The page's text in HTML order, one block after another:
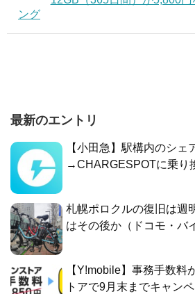
ング
最新のエントリ
【小田急】駅構内のシェ
→CHARGESPOTに乗り
札幌ポロクルの復旧は週
はその後か（ドコモ・バ
【Y!mobile】事務手数料
トアで9月末までキャン